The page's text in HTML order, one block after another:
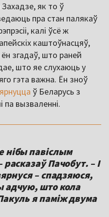
як то ў
ведаюць пра стан палякаў
калі ўсё ж
каштоўнасцяў,
згадаў, што раней
што яе слухаюць у
гэта важна. Ён зноў
ў Беларусь з
вызваленні.
нібы павіслым
Пачобут. – І
– спадзяюся,
адчую, што кола
я паміж двума